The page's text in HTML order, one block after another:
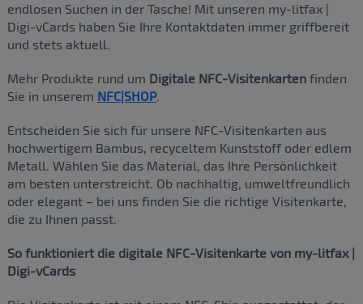
endlosen Suchen in der Tasche! Mit unseren my-litfax |
Digi-vCards haben Sie Ihre Kontaktdaten immer griffbereit
und stets aktuell.
Mehr Produkte rund um Digitale NFC-Visitenkartenfinden
Sie in unserem NFC|SHOP.
Entscheiden Sie sich für unsere NFC-Visitenkarten aus
hochwertigem Bambus, recyceltem Kunststoff oder edlem
Metall. Wählen Sie das Material, das Ihre Persönlichkeit
am besten unterstreicht. Ob nachhaltig, umweltfreundlich
oder elegant – bei uns finden Sie die richtige Visitenkarte,
die zu Ihnen passt.
So funktioniert die digitale NFC-Visitenkarte von my-litfax |
Digi-vCards